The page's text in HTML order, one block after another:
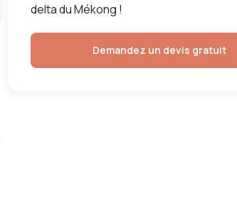
delta du Mékong !
Demandez un devis gratuit